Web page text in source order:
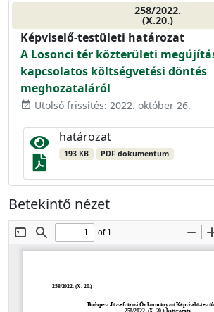
258/2022.
(X.20.)
Képviselő-testületi határozat
A Losonci tér közterületi
kapcsolatos költségvetési döntés
meghozataláról
event_available Utolsó frissítés: 2022. október 26.
határozat
193 KB PDF dokumentum
Betekintő nézet